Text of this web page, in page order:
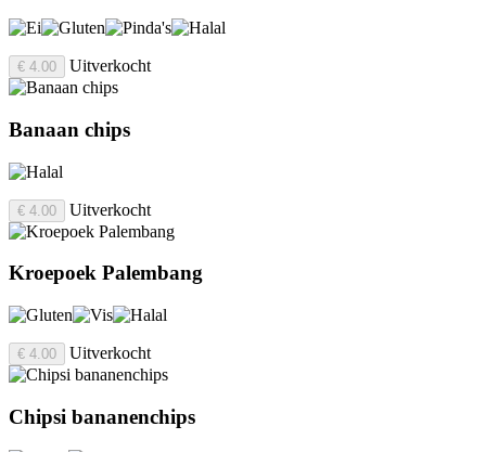
€ 4.00 Uitverkocht
Banaan chips
€ 4.00 Uitverkocht
Kroepoek Palembang
€ 4.00 Uitverkocht
Chipsi bananenchips